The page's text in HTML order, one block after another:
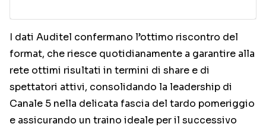
I dati Auditel confermano l’ottimo riscontro del
format, che riesce quotidianamente a garantire alla
rete ottimi risultati in termini di share e di
spettatori attivi, consolidando la leadership di
Canale 5 nella delicata fascia del tardo pomeriggio
e assicurando un traino ideale per il successivo